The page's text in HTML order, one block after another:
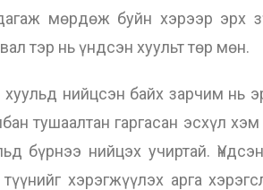
мөрдөж буйн хэрээр эрх
тэр нь үндсэн хуульт төр мөн.
нийцсэн байх зарчим нь
тушаалтан гаргасан эсхүл
бүрнээ нийцэх учиртай.
хэрэгжүүлэх арга